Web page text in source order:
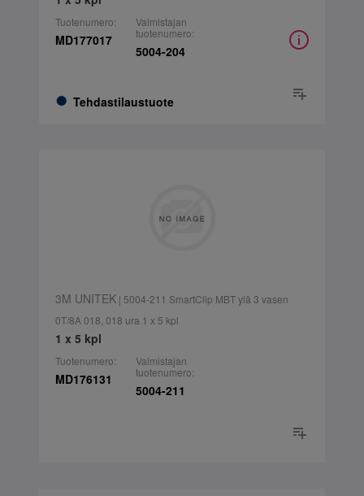
Tuotenumero:
MD177017
Tehdastilaustuote
Valmistajan
tuotenumero:
5004-204
3M UNITEK| 5004-211 SmartClip MBT ylä 3 vasen
0T/8A 018, 018 ura 1 x 5 kpl
1 x 5 kpl
Tuotenumero:
MD176131
Valmistajan
tuotenumero:
5004-211